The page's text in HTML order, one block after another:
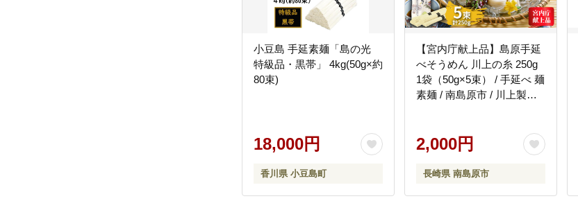
小豆島 手延素麺「島の光
特級品・黒帯」 4kg(50g×約
80束)
18,000円
香川県 小豆島町
【宮内庁献上品】島原手延
べそうめん 川上の糸 250g
1袋（50g×5束） / 手延べ 麺
素麺 / 南島原市 / 川上製麺
2,000円
長崎県 南島原市